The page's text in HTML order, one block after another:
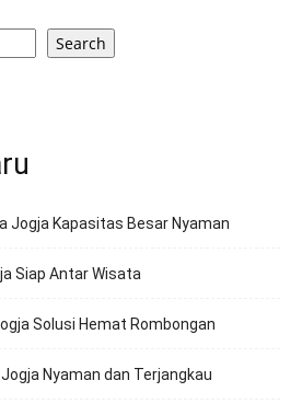
Search
Jogja Kapasitas Besar Nyaman
Siap Antar Wisata
Solusi Hemat Rombongan
Nyaman dan Terjangkau